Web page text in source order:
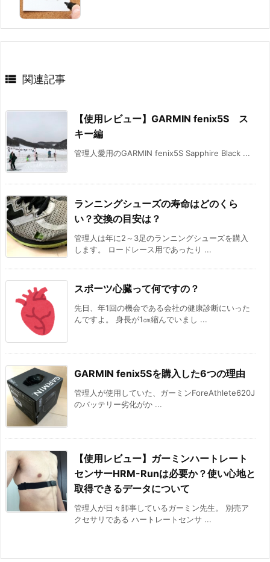
 関連記事
【使用レビュー】GARMIN fenix5S ス
キー編
管理人愛用のGARMIN fenix5S Sapphire Black ...
ランニングシューズの寿命はどのくら
い？交換の目安は？
管理人は年に2～3足のランニングシューズを購入
します。 ロードレース用であったり ...
スポーツ心臓って何ですの？
先日、年1回の機会である会社の健康診断にいった
んですよ。 身長が1㎝縮んでいまし ...
GARMIN fenix5Sを購入した6つの理由
管理人が使用していた、ガーミンForeAthlete620J
のバッテリー劣化がか ...
【使用レビュー】ガーミンハートレート
センサーHRM-Runは必要か？使い心地と
取得できるデータについて
管理人が日々師事しているガーミン先生。 別売ア
クセサリである ハートレートセンサ ...